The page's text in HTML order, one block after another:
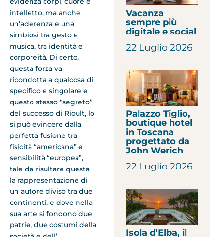
intelletto, ma anche
un’aderenza e una
simbiosi tra gesto e
musica, tra identità e
corporeità. Di certo,
questa forza va
ricondotta a qualcosa di
specifico e singolare e
questo stesso “segreto”
del successo di Rioult, lo
si può evincere dalla
perfetta fusione tra
fisicità “americana” e
sensibilità “europea”,
tale da risultare questa
la rappresentazione di
un autore diviso tra due
continenti, e dove nella
sua arte si fondono due
patrie, due costumi della
Vacanza
sempre più
digitale e social
22 Luglio 2026
Palazzo Tiglio,
boutique hotel
in Toscana
progettato da
John Werich
22 Luglio 2026
Isola d’Elba, il